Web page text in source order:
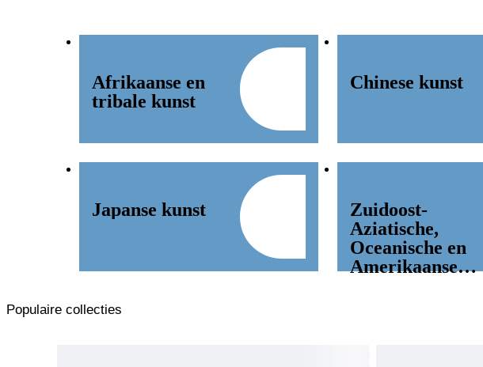
Afrikaanse en
tribale kunst
Chinese kunst
Japanse kunst
Zuidoost-
Aziatische,
Oceanische en
Amerikaanse
Populaire collecties